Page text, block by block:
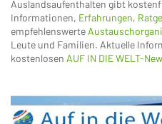
Auslandsaufenthalten gibt
Informationen, Erfahrungen,
empfehlenswerte
Leute und Familien. Aktuelle
kostenlosen AUF IN DIE WELT-